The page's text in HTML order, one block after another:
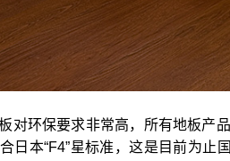
对环保要求非常高，所有地板产
日本“F4”星标准，这是目前为